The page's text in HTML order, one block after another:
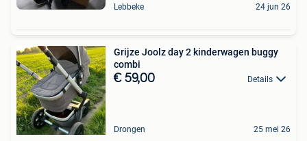
Lebbeke 24 jun 26
Grijze Joolz day 2 kinderwagen buggy
combi
€ 59,00 Details
Drongen 25 mei 26